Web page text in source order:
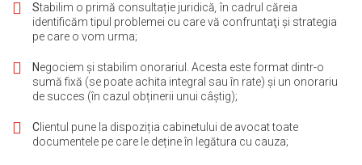
Stabilim o primă consultație juridică, în cadrul căreia
identificăm tipul problemei cu care vă confruntaţi și strategia
pe care o vom urma;
Negociem și stabilim onorariul. Acesta este format dintr-o
sumă fixă (se poate achita integral sau în rate) și un onorariu
de succes (în cazul obținerii unui câștig);
C lientul pune la dispoziția cabinetului de avocat toate
documentele pe care le deține în legătura cu cauza;